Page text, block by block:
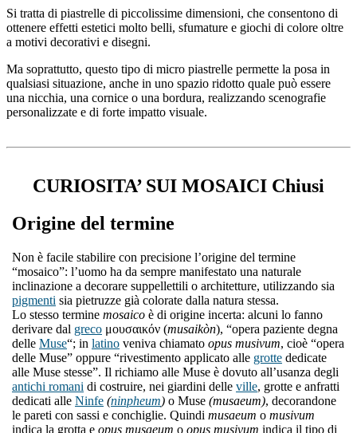
Si tratta di piastrelle di piccolissime dimensioni, che consentono di
ottenere effetti estetici molto belli, sfumature e giochi di colore oltre
a motivi decorativi e disegni.
Ma soprattutto, questo tipo di micro piastrelle permette la posa in
qualsiasi situazione, anche in uno spazio ridotto quale può essere
una nicchia, una cornice o una bordura, realizzando scenografie
personalizzate e di forte impatto visuale.
CURIOSITA’ SUI MOSAICI Chiusi
Origine del termine
Non è facile stabilire con precisione l’origine del termine
“mosaico”: l’uomo ha da sempre manifestato una naturale
inclinazione a decorare suppellettili o architetture, utilizzando sia
pigmenti sia pietruzze già colorate dalla natura stessa.
Lo stesso termine mosaico è di origine incerta: alcuni lo fanno
derivare dal greco μουσαικόν (musaikòn), “opera paziente degna
delle Muse“; in latino veniva chiamato opus musivum, cioè “opera
delle Muse” oppure “rivestimento applicato alle grotte dedicate
alle Muse stesse”. Il richiamo alle Muse è dovuto all’usanza degli
antichi romani di costruire, nei giardini delle ville, grotte e anfratti
dedicati alle Ninfe (ninpheum) o Muse (musaeum), decorandone
le pareti con sassi e conchiglie. Quindi musaeum o musivum
indica la grotta e opus musaeum o opus musivum indica il tipo di